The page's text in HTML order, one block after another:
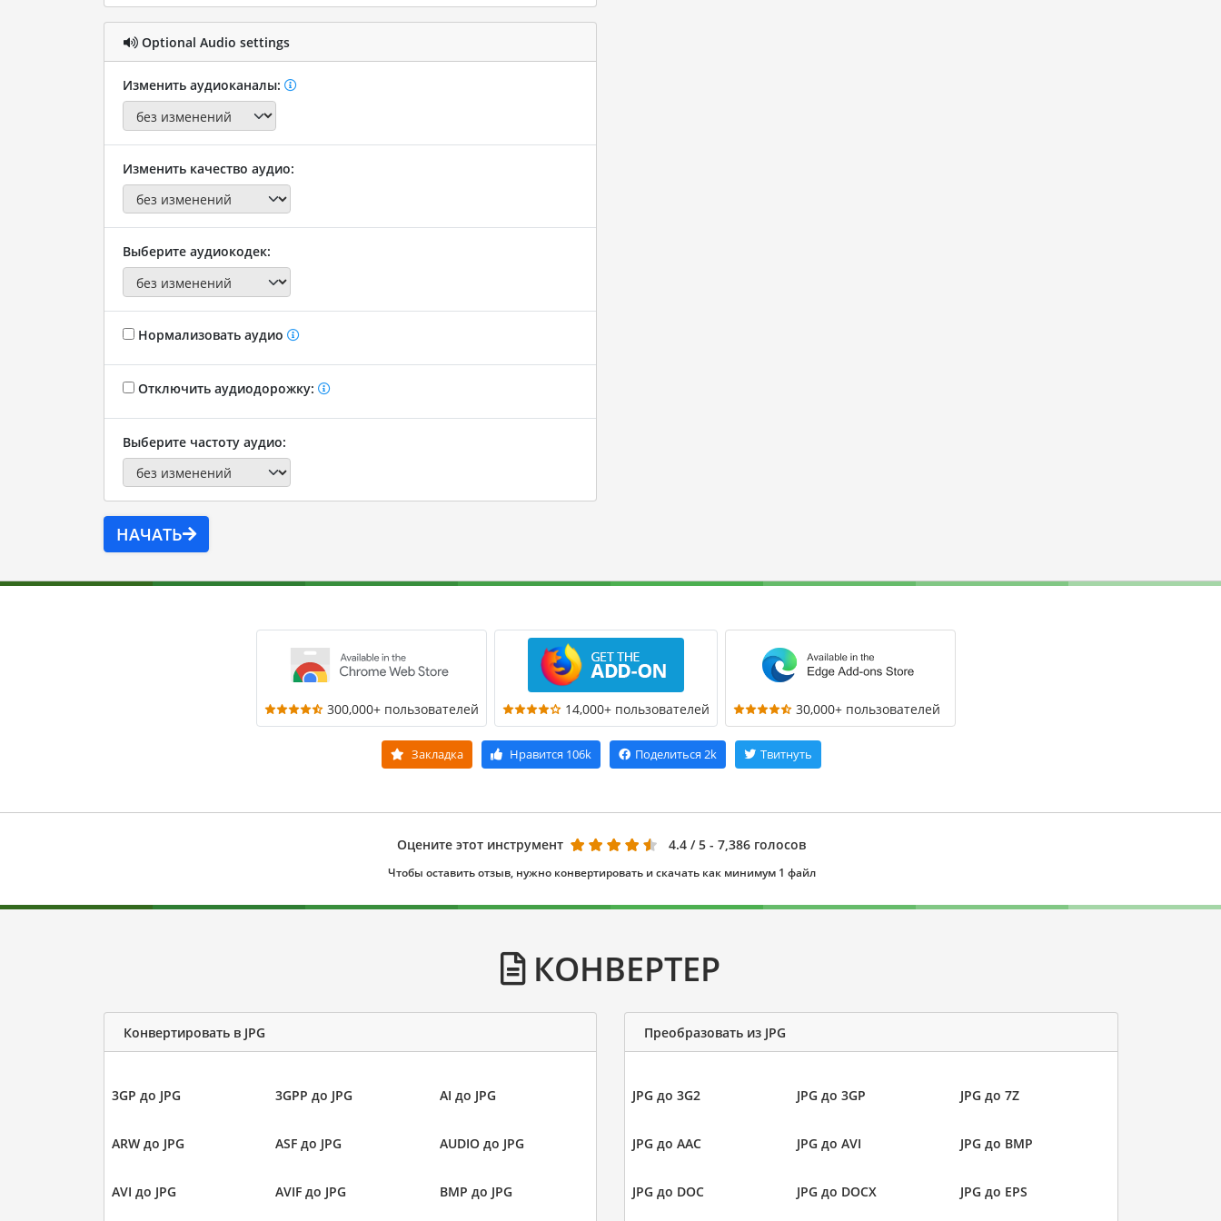
Optional Audio settings
Изменить аудиоканалы:
Изменить качество аудио:
Выберите аудиокодек:
Нормализовать аудио
Отключить аудиодорожку:
Выберите частоту аудио:
НАЧАТЬ
300,000+ пользователей 14,000+ пользователей 30,000+ пользователей
Закладка Нравится 106k Поделиться 2k Твитнуть
Оцените этот инструмент 4.4 / 5 - 7,386 голосов
Чтобы оставить отзыв, нужно конвертировать и скачать как минимум 1 файл
КОНВЕРТЕР
Конвертировать в JPG
3GP до JPG 3GPP до JPG AI до JPG
ARW до JPG ASF до JPG AUDIO до JPG
AVI до JPG AVIF до JPG BMP до JPG
Преобразовать из JPG
JPG до 3G2 JPG до 3GP JPG до 7Z
JPG до AAC JPG до AVI JPG до BMP
JPG до DOC JPG до DOCX JPG до EPS